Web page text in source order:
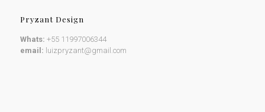
Pryzant Design
Whats: +55 11997006344
email: luizpryzant@gmail.com